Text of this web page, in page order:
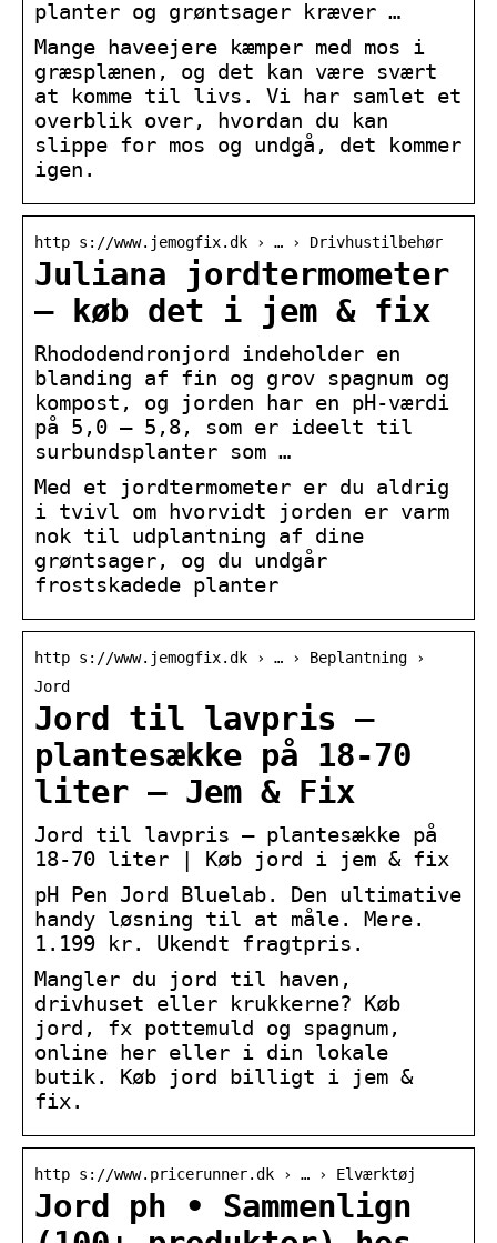
planter og grøntsager kræver …
Mange haveejere kæmper med mos i
græsplænen, og det kan være svært
at komme til livs. Vi har samlet et
overblik over, hvordan du kan
slippe for mos og undgå, det kommer
igen.
http s://www.jemogfix.dk › … › Drivhustilbehør
Juliana jordtermometer
– køb det i jem & fix
Rhododendronjord indeholder en
blanding af fin og grov spagnum og
kompost, og jorden har en pH-værdi
på 5,0 – 5,8, som er ideelt til
surbundsplanter som …
Med et jordtermometer er du aldrig
i tvivl om hvorvidt jorden er varm
nok til udplantning af dine
grøntsager, og du undgår
frostskadede planter
http s://www.jemogfix.dk › … › Beplantning ›
Jord
Jord til lavpris –
plantesække på 18-70
liter – Jem & Fix
Jord til lavpris – plantesække på
18-70 liter | Køb jord i jem & fix
pH Pen Jord Bluelab. Den ultimative
handy løsning til at måle. Mere.
1.199 kr. Ukendt fragtpris.
Mangler du jord til haven,
drivhuset eller krukkerne? Køb
jord, fx pottemuld og spagnum,
online her eller i din lokale
butik. Køb jord billigt i jem &
fix.
http s://www.pricerunner.dk › … › Elværktøj
Jord ph • Sammenlign